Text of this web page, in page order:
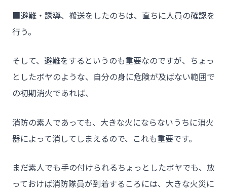
■避難・誘導、搬送をしたのちは、直ちに人員の確認を
行う。
そして、避難をするというのも重要なのですが、ちょっ
としたボヤのような、自分の身に危険が及ばない範囲で
の初期消火であれば、
消防の素人であっても、大きな火にならないうちに消火
器によって消してしまえるので、これも重要です。
まだ素人でも手の付けられるちょっとしたボヤでも、放
っておけば消防隊員が到着するころには、大きな火災に